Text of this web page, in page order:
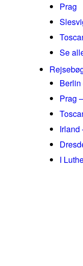
Prag
Se
Prag
Irland
I